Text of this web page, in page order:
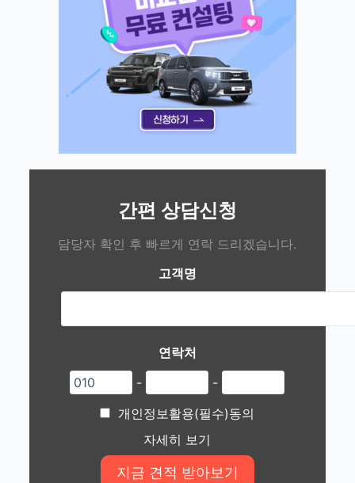
간편 상담신청
담당자 확인 후 빠르게 연락 드리겠습니다.
고객명
연락처
-
-
개인정보활용(필수)동의
자세히 보기